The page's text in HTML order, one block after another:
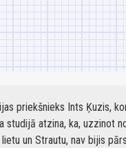
priekšnieks Ints Ķuzis,
studijā atzina, ka, uzzinot
un Strautu, nav bijis